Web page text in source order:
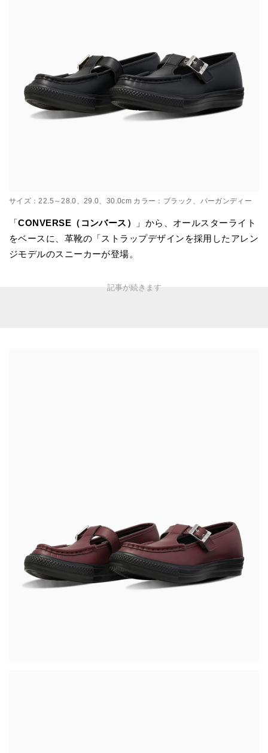
サイズ：22.5～28.0、29.0、30.0cm カラー：ブラック、バーガンディー
「CONVERSE（コンバース）
」から、オールスターライト
をベースに、革靴の「ストラップデザインを採用したアレン
ジモデルのスニーカーが登場。